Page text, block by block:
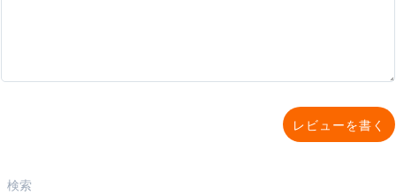
レビューを書く
検索